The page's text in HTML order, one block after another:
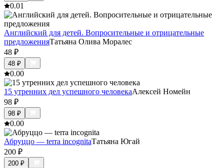
0.01
Английский для детей. Вопросительные и отрицательные
предложенияТатьяна Олива Моралес
48 ₽
48 ₽
0.00
15 утренних дел успешного человекаАлексей Номейн
98 ₽
98 ₽
0.00
Абруццо — terra incognitaТатьяна Югай
200 ₽
200 ₽